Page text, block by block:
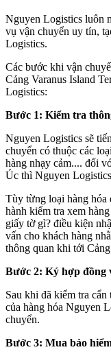
Nguyen Logistics luôn
vụ vận chuyển uy tín,
Logistics.
Các bước khi vận
Cảng Varanus Island
Logistics:
Bước 1: Kiểm tra
Nguyen Logistics sẽ
chuyển có thuộc các
hàng nhạy cảm.... đối
Úc thì Nguyen
Tùy từng loại hàng hóa
hành kiểm tra xem
giấy tờ gì? điều kiện
vấn cho khách hàng
thông quan khi tới
Bước 2: Ký hợp đồng
Sau khi đã kiểm tra
của hàng hóa Nguyen
chuyển.
Bước 3: Mua bảo